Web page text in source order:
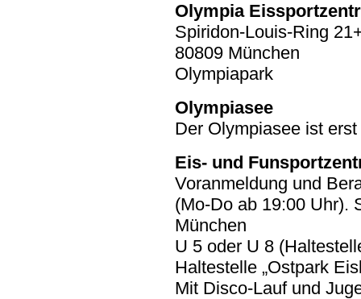
Olympia
Spiridon-Louis-Ring
80809 München
Olympiapark
Olympiasee
Der Olympiasee ist
Eis- und
Voranmeldung und
(Mo-Do ab 19:00 Uhr).
München
U 5 oder U 8
Haltestelle „Ostpark
Mit Disco-Lauf und